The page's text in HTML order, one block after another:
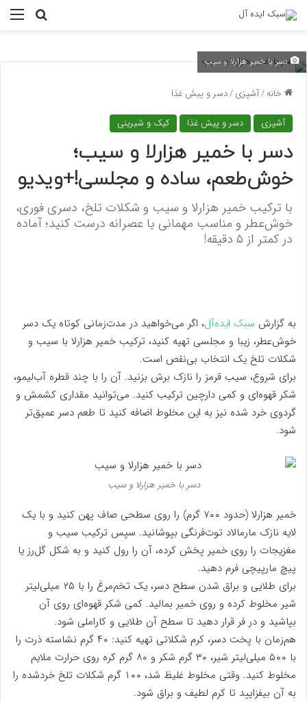
دسر با خمیر هزارلا و سیب
خانه/آشپزی/دسر و پیش غذا
آشپزی دسر و پیش غذا کیک و شیرینی
دسر با خمیر هزارلا و سیب؛
خوش‌طعم، ساده و مجلسی!+ویدیو
با ترکیب خمیر هزارلا و سیب و شکلات تلخ، دسری فوری،
خوش‌عطر و مناسب مهمانی یا عصرانه درست کنید؛ آماده
در کمتر از ۵ دقیقه!
به گزارش سبک ایده‌آل، اگر می‌خواهید در مدت‌زمانی کوتاه یک دسر
خوش‌عطر، زیبا و مجلسی تهیه کنید، ترکیب خمیر هزارلا با سیب و
شکلات تلخ یک انتخاب بی‌نقص است.
برای شروع، سیب قرمز را نازک برش بزنید. آن را با چند قطره آب‌لیمو،
شکر قهوه‌ای و کمی دارچین ترکیب کنید. می‌توانید مقداری کشمش و
گردوی خرد شده نیز به این مخلوط اضافه کنید تا طعم دسر عمیق‌تر
شود.
دسر با خمیر هزارلا و سیب
خمیر هزارلا (حدود ۷۰۰ گرم) را روی سطحی صاف پهن کنید و با یک
لایه نازک مارمالاد توت‌فرنگی بپوشانید. سپس ترکیب سیب و
مغزیجات را روی خمیر پخش کرده، آن را رول کنید و به شکل گل‌رز یا
پیچ مارپیچی فرم دهید.
برای طلایی و براق شدن سطح دسر، یک تخم‌مرغ را با ۲۵ میلی‌لیتر
شیر مخلوط کرده و روی خمیر بمالید. کمی شکر قهوه‌ای روی آن
بپاشید و در فر قرار دهید تا سطح آن طلایی و کاراملی شود.
هم‌زمان با پخت دسر، کرم شکلاتی تهیه کنید: ۴۰ گرم نشاسته ذرت را
با ۵۰۰ میلی‌لیتر شیر، ۳۰ گرم شکر و ۸۰ گرم کره روی حرارت ملایم
مخلوط
کنید. وقتی مخلوط غلیظ شد، ۱۰۰ گرم شکلات تلخ خردشده را
به آن بیفزایید تا کرم لطیف و براق شود.